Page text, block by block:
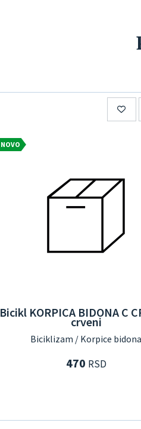
NOVO
Bicikl KORPICA BIDONA C
crveni
Biciklizam / Korpice bidona
470 RSD